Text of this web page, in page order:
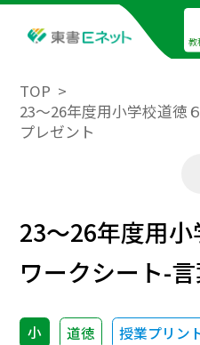
教
TOP
23～26年度用小学校道
プレゼント
23～26年度用
ワークシート-
小 道徳 授業プリン